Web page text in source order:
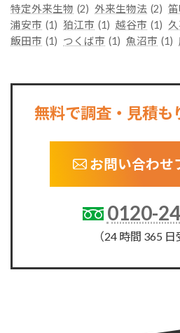
特定外来生物 (2) 外来生物法 (2)
浦安市 (1) 狛江市 (1) 越谷市 (1)
飯田市 (1) つくば市 (1) 魚沼市 (1)
無料で調査・見積も
お問い合わせ
0120-
（24 時間 365 日